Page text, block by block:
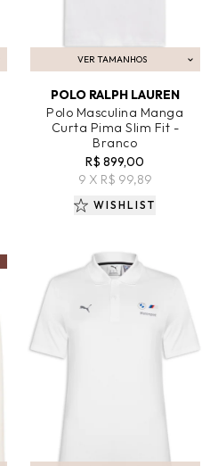
VER TAMANHOS
ADICIONAR AO CARRINHO
POLO RALPH LAUREN
Polo Masculina Manga
Curta Pima Slim Fit -
Branco
R$ 899,00
9 X R$ 99,89
WISHLIST